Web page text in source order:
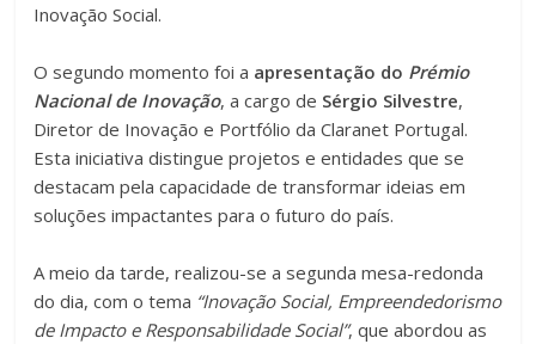
Inovação Social.
O segundo momento foi a apresentação do Prémio
Nacional de Inovação, a cargo de Sérgio Silvestre,
Diretor de Inovação e Portfólio da Claranet Portugal.
Esta iniciativa distingue projetos e entidades que se
destacam pela capacidade de transformar ideias em
soluções impactantes para o futuro do país.
A meio da tarde, realizou-se a segunda mesa-redonda
do dia, com o tema “Inovação Social, Empreendedorismo
de Impacto e Responsabilidade Social”, que abordou as